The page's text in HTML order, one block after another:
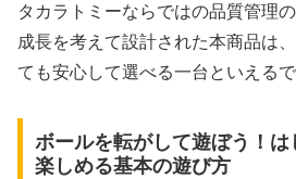
タカラトミーならではの品質管理
成長を考えて設計された本商品は
ても安心して選べる一台といえるで
ボールを転がして遊ぼう！は
楽しめる基本の遊び方